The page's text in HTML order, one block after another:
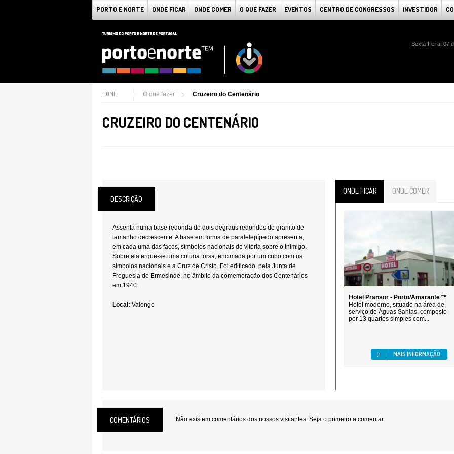
PORTO E NORTE ONDE FICAR ONDE COMER O QUE FAZER EVENTOS CENTRO DE CONGRESSOS INVESTIDOR
Sexta-Feira, 07
HOME O que fazer Cruzeiro do Centenário
CRUZEIRO DO CENTENÁRIO
DESCRIÇÃO
Assenta numa base redonda de dois degraus redondos de granito de
tamanho decrescente. A base em forma de paralelepípedo apresenta,
em cada uma das faces, símbolos nacionais de vitória sobre o inimigo.
Sobre ela ergue-se uma coluna torsa, encimada por um cubo com os
símbolos nacionais e a Cruz de Cristo. Foi edificado, pela Junta de
Freguesia de Ermesinde, no âmbito da comemoração dos Centenários
em 1940.
Local: Valongo
ONDE FICAR ONDE COMER
Hotel Pransor - Porto/Amarante **
Hotel moderno, situado na área de
serviço de Águas Santas, composto
por 13 quartos simples com...
MAIS INFORMAÇÃO
COMENTÁRIOS Não existem comentários dos nossos visitantes. Seja o primeiro a comentar.